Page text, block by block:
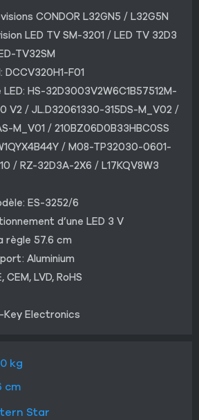
CONDOR L32GN5 / L32G5N
LED TV SM-3201 / LED TV 32D3
TV32SM
F01
HS-32D3003V2W6C1B57512M-
V2 / JL.D32061330-315DS-M_V02 /
M_V01 / 210BZ06D0B33HBC0SS
/ M08-TP32030-0601-
/ RZ-32D3A-2X6 / L17KQV8W3
ES-3252/6
d’une LED 3 V
règle 57.6 cm
Aluminium
LVD, RoHS
Electronics
kg
cm
Star